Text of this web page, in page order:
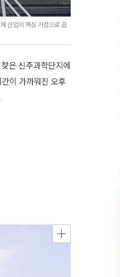
산업의 핵심 거점으로 꼽
은 신주과학단지에
이 가까워진 오후